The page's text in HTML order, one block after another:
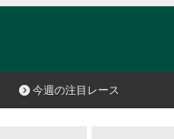
今週の注目レース